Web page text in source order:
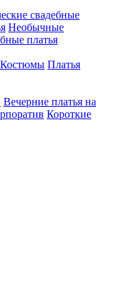
свадебные
Необычные
платья
Костюмы Платья
Вечерние платья на
Короткие